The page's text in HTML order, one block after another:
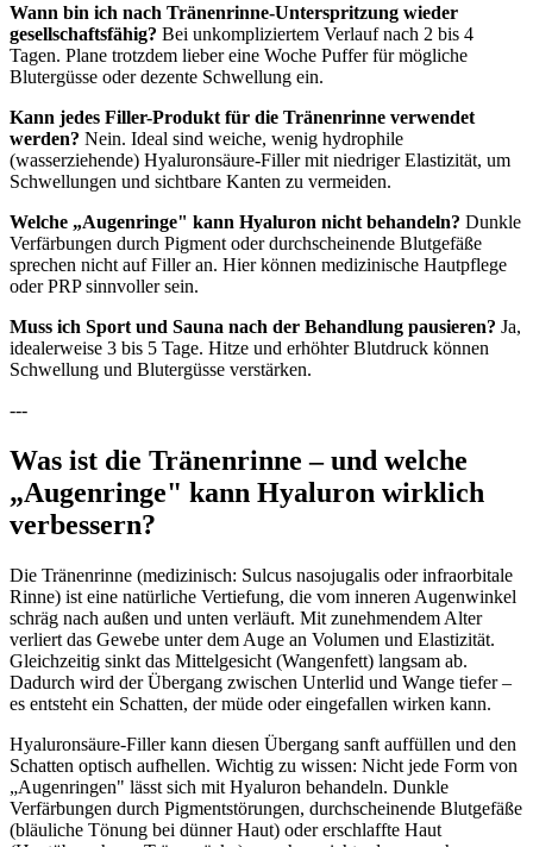
Wann bin ich nach Tränenrinne-Unterspritzung wieder
gesellschaftsfähig? Bei unkompliziertem Verlauf nach 2 bis 4
Tagen. Plane trotzdem lieber eine Woche Puffer für mögliche
Blutergüsse oder dezente Schwellung ein.
Kann jedes Filler-Produkt für die Tränenrinne verwendet
werden? Nein. Ideal sind weiche, wenig hydrophile
(wasserziehende) Hyaluronsäure-Filler mit niedriger Elastizität, um
Schwellungen und sichtbare Kanten zu vermeiden.
Welche „Augenringe" kann Hyaluron nicht behandeln? Dunkle
Verfärbungen durch Pigment oder durchscheinende Blutgefäße
sprechen nicht auf Filler an. Hier können medizinische Hautpflege
oder PRP sinnvoller sein.
Muss ich Sport und Sauna nach der Behandlung pausieren? Ja,
idealerweise 3 bis 5 Tage. Hitze und erhöhter Blutdruck können
Schwellung und Blutergüsse verstärken.
---
Was ist die Tränenrinne – und welche
„Augenringe" kann Hyaluron wirklich
verbessern?
Die Tränenrinne (medizinisch: Sulcus nasojugalis oder infraorbitale
Rinne) ist eine natürliche Vertiefung, die vom inneren Augenwinkel
schräg nach außen und unten verläuft. Mit zunehmendem Alter
verliert das Gewebe unter dem Auge an Volumen und Elastizität.
Gleichzeitig sinkt das Mittelgesicht (Wangenfett) langsam ab.
Dadurch wird der Übergang zwischen Unterlid und Wange tiefer –
es entsteht ein Schatten, der müde oder eingefallen wirken kann.
Hyaluronsäure-Filler kann diesen Übergang sanft auffüllen und den
Schatten optisch aufhellen. Wichtig zu wissen: Nicht jede Form von
„Augenringen" lässt sich mit Hyaluron behandeln. Dunkle
Verfärbungen durch Pigmentstörungen, durchscheinende Blutgefäße
(bläuliche Tönung bei dünner Haut) oder erschlaffte Haut